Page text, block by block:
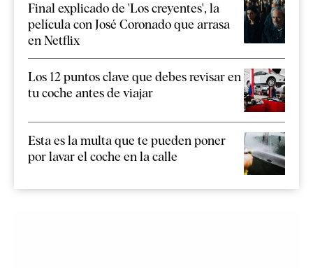
Final explicado de 'Los creyentes', la
película con José Coronado que arrasa
en Netflix
Los 12 puntos clave que debes revisar en
tu coche antes de viajar
Esta es la multa que te pueden poner
por lavar el coche en la calle